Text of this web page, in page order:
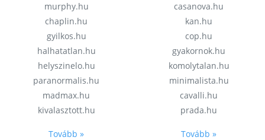
murphy.hu
chaplin.hu
gyilkos.hu
halhatatlan.hu
helyszinelo.hu
paranormalis.hu
madmax.hu
kivalasztott.hu
Tovább »
casanova.hu
kan.hu
cop.hu
gyakornok.hu
komolytalan.hu
minimalista.hu
cavalli.hu
prada.hu
Tovább »